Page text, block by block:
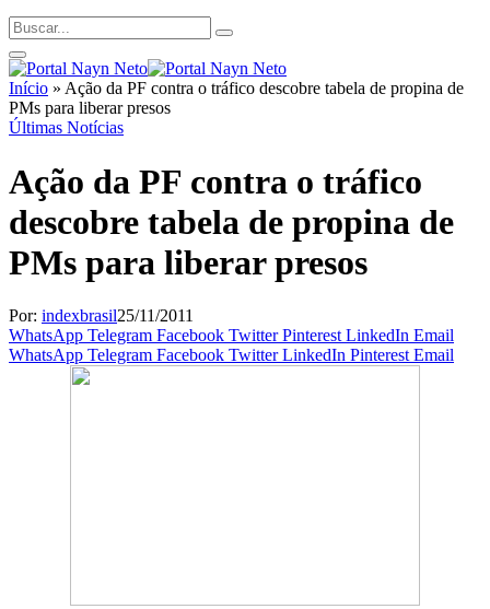
Início » Ação da PF contra o tráfico descobre tabela de propina de
PMs para liberar presos
Últimas Notícias
Ação da PF contra o tráfico
descobre tabela de propina de
PMs para liberar presos
Por: indexbrasil25/11/2011
WhatsApp Telegram Facebook Twitter Pinterest LinkedIn Email
WhatsApp Telegram Facebook Twitter LinkedIn Pinterest Email